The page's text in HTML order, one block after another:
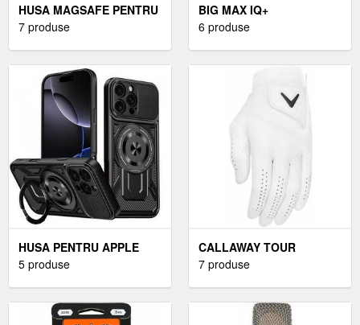
HUSA MAGSAFE PENTRU
APPLE IPHONE 17,
7 produse
BIG MAX IQ+
NEGRU/NEGRU/NEGRU
6 produse
HUSA PENTRU APPLE
IPHONE 16 PRO,
5 produse
CALLAWAY TOUR
AUTHENTIC WHITE M
7 produse